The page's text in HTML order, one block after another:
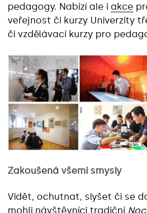
pedagogy. Nabízí ale i akce
veřejnost či kurzy Univerzity
či vzdělávací kurzy pro
Zakoušená všemi smysly
Vidět, ochutnat, slyšet či se
mohli návštěvníci tradiční